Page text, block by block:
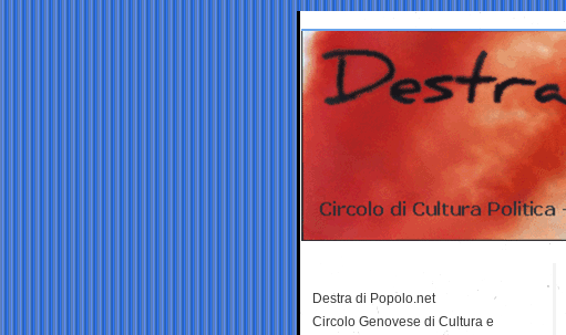
Destra di Popolo.net
Circolo Genovese di Cultura e